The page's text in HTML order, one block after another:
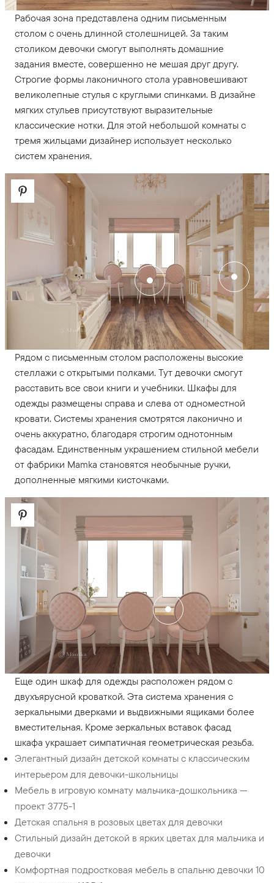
Рабочая зона представлена одним письменным
столом с очень длинной столешницей. За таким
столиком девочки смогут выполнять домашние
задания вместе, совершенно не мешая друг другу.
Строгие формы лаконичного стола уравновешивают
великолепные стулья с круглыми спинками. В дизайне
мягких стульев присутствуют выразительные
классические нотки. Для этой небольшой комнаты с
тремя жильцами дизайнер использует несколько
систем хранения.
Рядом с письменным столом расположены высокие
стеллажи с открытыми полками. Тут девочки смогут
расставить все свои книги и учебники. Шкафы для
одежды размещены справа и слева от одноместной
кровати. Системы хранения смотрятся лаконично и
очень аккуратно, благодаря строгим однотонным
фасадам. Единственным украшением стильной мебели
от фабрики Mamka становятся необычные ручки,
дополненные мягкими кисточками.
Еще один шкаф для одежды расположен рядом с
двухъярусной кроваткой. Эта система хранения с
зеркальными дверками и выдвижными ящиками более
вместительная. Кроме зеркальных вставок фасад
шкафа украшает симпатичная геометрическая резьба.
Элегантный дизайн детской комнаты с классическим
интерьером для девочки-школьницы
Мебель в игровую комнату мальчика-дошкольника —
проект 3775-1
Детская спальня в розовых цветах для девочки
Стильный дизайн детской в ярких цветах для мальчика и
девочки
Комфортная подростковая мебель в спальню девочки 10